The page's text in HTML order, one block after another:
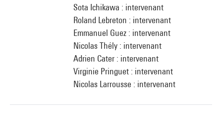
Sota Ichikawa : intervenant
Roland Lebreton : intervenant
Emmanuel Guez : intervenant
Nicolas Thély : intervenant
Adrien Cater : intervenant
Virginie Pringuet : intervenant
Nicolas Larrousse : intervenant